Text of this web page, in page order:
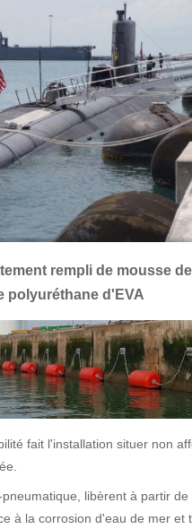
rempli de mousse
polyuréthane d'EVA
fait l'installation situer non
libèrent à partir de
à la corrosion d'eau de mer et